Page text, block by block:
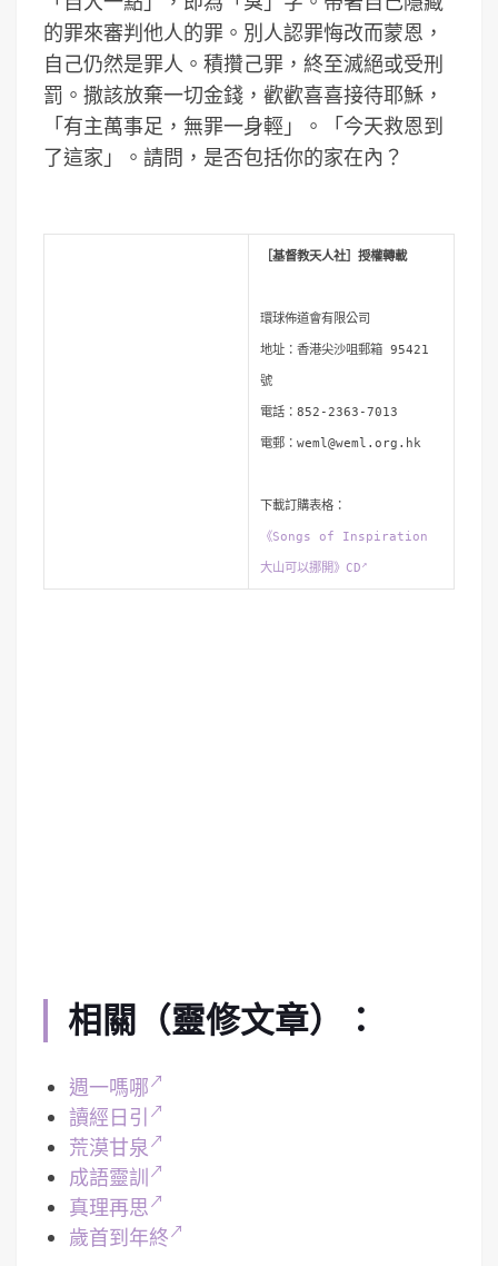
的罪來審判他人的罪。別人認罪悔改而蒙恩，
自己仍然是罪人。積攢己罪，終至滅絕或受刑
罰。撒該放棄一切金錢，歡歡喜喜接待耶穌，
「有主萬事足，無罪一身輕」。「今天救恩到
了這家」。請問，是否包括你的家在內？
［基督教天人社］授權轉載
環球佈道會有限公司
地址：香港尖沙咀郵箱 95421
號
電話：852-2363-7013
電郵：weml@weml.org.hk
下載訂購表格：
《Songs of Inspiration
大山可以挪開》CD
相關（靈修文章）：
週一嗎哪
讀經日引
荒漠甘泉
成語靈訓
真理再思
歲首到年終